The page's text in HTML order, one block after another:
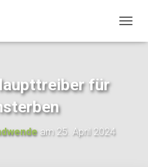
A
für
am 25. April 2024